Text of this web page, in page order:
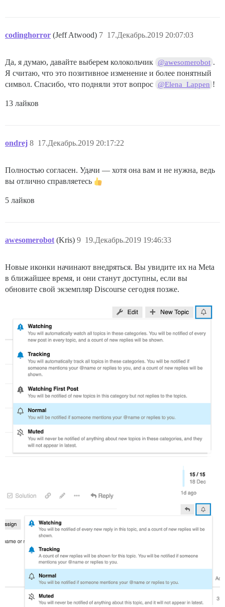
codinghorror (Jeff Atwood) 17.Декабрь.2019 20:07:03
7
Да, я думаю, давайте выберем колокольчик @awesomerobot .
Я считаю, что это позитивное изменение и более понятный
символ. Спасибо, что подняли этот вопрос @Elena_Lappen !
13 лайков
ondrej 17.Декабрь.2019 20:17:22
8
Полностью согласен. Удачи — хотя она вам и не нужна, ведь
вы отлично справляетесь
5 лайков
awesomerobot (Kris) 19.Декабрь.2019 19:46:33
9
Новые иконки начинают внедряться. Вы увидите их на Meta
в ближайшее время, и они станут доступны, если вы
обновите свой экземпляр Discourse сегодня позже.